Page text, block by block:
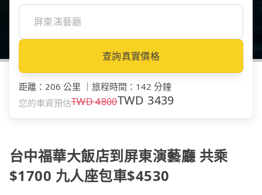
查詢真實價格
距離 ： 206 公里 旅程時間 ： 142 分鐘
您的車資預估TWD4800TWD 3439
台中福華大飯店到屏東演藝廳 共乘
$1700 九人座包車$4530